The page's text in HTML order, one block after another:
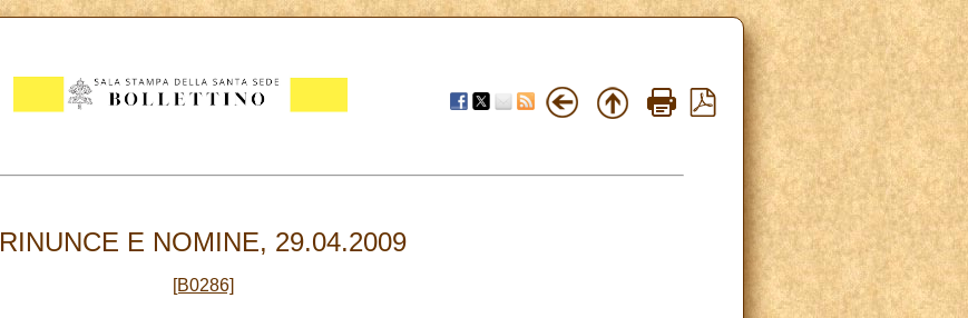
RINUNCE E NOMINE, 29.04.2009
[B0286]